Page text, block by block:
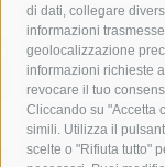
di dati, collegare
informazioni
geolocalizzazione
informazioni richieste
revocare il tuo
Cliccando su "Accetta
simili. Utilizza il
scelte o "Rifiuta tutto"
massimo coppola
penisola sorrentina
protezione civile
sindaco cuomo
turismo
Vico